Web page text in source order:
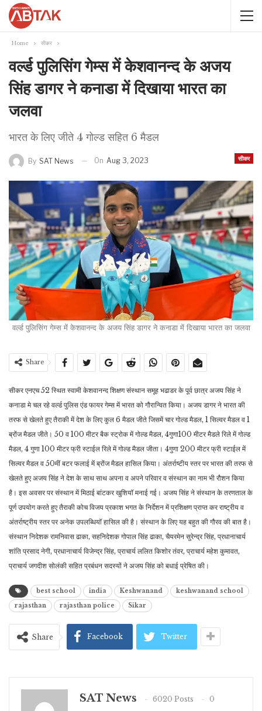
Home सीकर
वर्ल्ड पुलिसिंग गेम्स में केशवानन्द के अजय
सिंह डागर ने कनाडा में दिखाया भारत का
जलवा
भारत के लिए जीते 4 गोल्ड सहित 6 मैडल
सीकर
By SAT News On Aug 3, 2023
वर्ल्ड पुलिसिंग गेम्स में केशवानन्द के अजय सिंह डागर ने कनाडा में दिखाया भारत का जलवा
Share
सीकर एनएच 52 स्थित स्वामी केशवानन्द शिक्षण संस्थान समूह भढाडर के पूर्व छात्र अजय सिंह ने
कनाडा मे चल रहे वर्ल्ड पुलिस एंड फायर गेम्स में भारत को गौरान्वित किया। अजय डागर ने भारत की
तरफ से खेलते हुए तैराकी में देश के लिए कुल 6 मैडल जीते जिसमें चार गोल्ड मैडल, 1 सिल्वर मैडल व 1
ब्रोंज मैडल जीते। 50 व 100 मीटर बैक स्ट्रोक में गोल्ड मैडल, 4गुणा100 मीटर मैडले रिले में गोल्ड
मैडल, 4 गुणा 100 मीटर फ्री स्टाईल रिले में गोल्ड मैडल जीता। 4गुणा 200 मीटर फ्री स्टाईल में
सिल्वर मैडल व 50मीं बटर फलाई में ब्रोंज मैडल हासिल किया। अंतर्राष्टीय स्तर पर भारत की तरफ से
खेलते हुए अजय सिंह ने देश के साथ साथ अपना व अपने परिवार व संस्थान का नाम भी रौशन किया
है। इस अवसर पर संस्थान में मिठाई बांटकर खुशियॉ मनाई गई। अजय सिंह ने संस्थान के तरणताल के
पूर्ण उपयोग करते हुए तैराकी कोच विजय प्रकाश भगत के निर्देशन में प्रशिक्षण प्राप्त कर राष्ट्रीय व
अंतर्राष्ट्रीय स्तर पर अनेक उपलब्धियॉ हासिल की है। संस्थान के लिए यह बहुत की गौरव की बात है।
संस्थान निदेशक रामनिवास ढाका, सहनिदेशक गोपाल सिंह ढाका, चैयरमेन सुरेन्द्र सिंह, प्रधानाचार्य
शांति प्रसाद नेगी, प्रधानाचार्य विजेन्द्र सिंह, प्राचार्य ललित किशोर तंवर, प्राचार्य महेश कुमावत,
प्राचार्य जगदीश सोलंकी सहित प्रबंधन सदस्यों ने अजय सिंह को बधाई प्रेषित की।
best school india Keshwanand
keshwanand school
rajasthan
rajasthan police Sikar
Share Facebook Twitter
SAT News 6020 Posts
0